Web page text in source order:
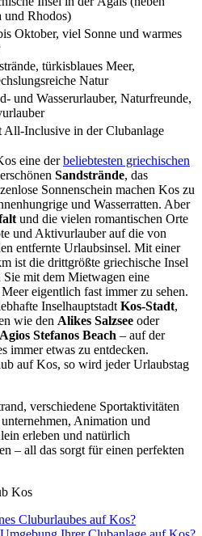
und Rhodos)
Oktober, viel Sonne und warmes
türkisblaues Meer,
Natur
und Wasserurlauber, Naturfreunde,
All-Inclusive in der Clubanlage
eine derbeliebtesten griechischen
Sandstrände, das
Sonnenschein machen Kos zu
und Wasserratten. Aber
und die vielen romantischen Orte
und Aktivurlauber auf die von
entfernte Urlaubsinsel. Mit einer
ist die drittgrößte griechische Insel
mit dem Mietwagen eine
eigentlich fast immer zu sehen.
Inselhauptstadt Kos-Stadt,
wie den Alikes Salzsee oder
Agios Stefanos Beach – auf der
immer etwas zu entdecken.
auf Kos, so wird jeder Urlaubstag
verschiedene Sportaktivitäten
Animation und
erleben und natürlich
– all das sorgt für einen perfekten
Kos
Cluburlaubes auf Kos?